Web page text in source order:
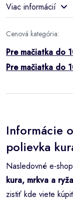
Viac informácií
Cenová kategória:
Pre mačiatka do
Pre mačiatka do
Informácie
polievka
Nasledovné e-
kura, mrkva a
zistiť kde viete